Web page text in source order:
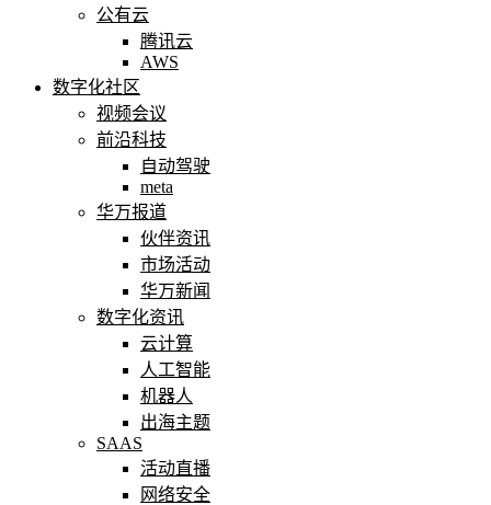
公有云
腾讯云
AWS
数字化社区
视频会议
前沿科技
自动驾驶
meta
华万报道
伙伴资讯
市场活动
华万新闻
数字化资讯
云计算
人工智能
机器人
出海主题
SAAS
活动直播
网络安全